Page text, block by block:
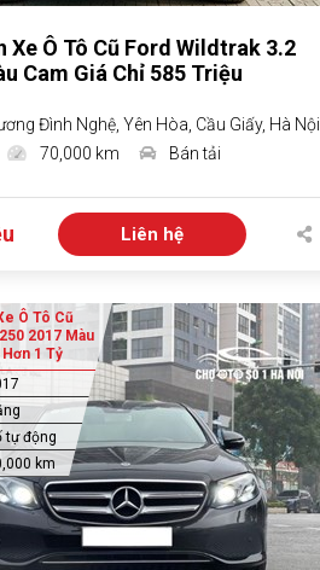
Xe Ô Tô Cũ Ford Wildtrak 3.2
Cam Giá Chỉ 585 Triệu
Đình Nghệ, Yên Hòa, Cầu Giấy, Hà Nội
70,000 km Bán tải
Liên hệ
Ô Tô Cũ
2017 Màu
1 Tỷ
tự động
km